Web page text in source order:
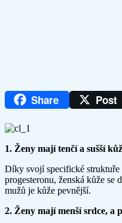
Share Post
1. Ženy mají tenčí a sušší
Díky svojí specifické struktuře
progesteronu, ženská kůže se
mužů je kůže pevnější.
2. Ženy mají menší srdce, a